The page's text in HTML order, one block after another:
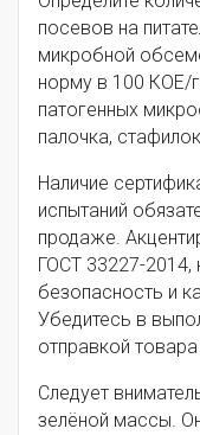
посевов на
микробной
норму в 100 КОЕ/
патогенных
палочка,
Наличие
испытаний
продаже.
ГОСТ 33227-2014,
безопасность и
Убедитесь в
отправкой
Следует
зелёной массы.